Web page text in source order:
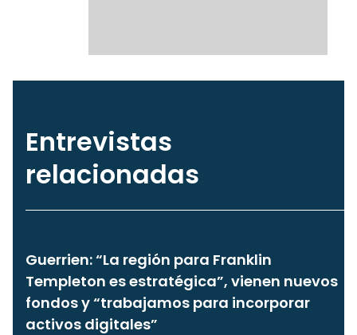
Entrevistas
relacionadas
Guerrien: “La región para Franklin
Templeton es estratégica”, vienen nuevos
fondos y “trabajamos para incorporar
activos digitales”